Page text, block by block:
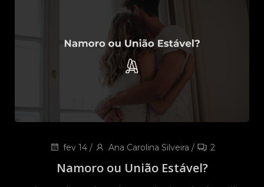
fev 14 / Ana Carolina Silveira / 2
Namoro ou União Estável?